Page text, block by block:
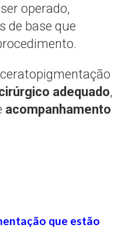
operado,
de base que
adequado,
acompanhamento
que estão